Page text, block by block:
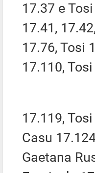
17.37 e
17.41,
17.76, Tosi
17.110,
17.119,
Casu
Gaetana